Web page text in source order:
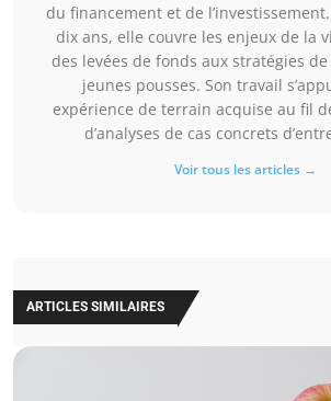
du financement et de
dix ans, elle couvre les enjeux de la
des levées de fonds aux stratégies
jeunes pousses. Son travail
expérience de terrain acquise au fil
d’analyses de cas concrets
Voir tous les articles →
ARTICLES SIMILAIRES